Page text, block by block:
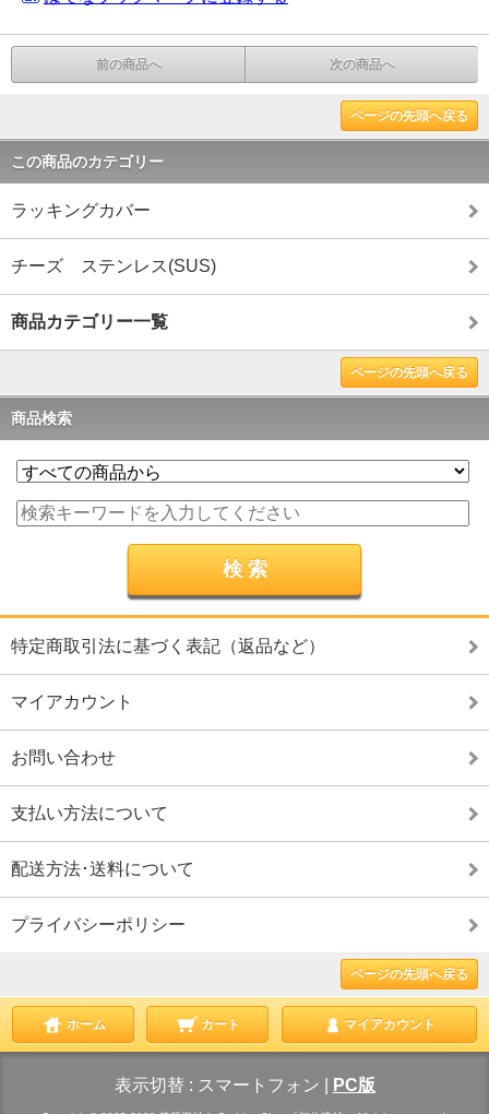
前の商品へ 次の商品へ
ページの先頭へ戻る
この商品のカテゴリー
ラッキングカバー
チーズ ステンレス(SUS)
商品カテゴリー一覧
ページの先頭へ戻る
商品検索
特定商取引法に基づく表記（返品など）
マイアカウント
お問い合わせ
支払い方法について
配送方法･送料について
プライバシーポリシー
ページの先頭へ戻る
ホーム カート マイアカウント
表示切替 : スマートフォン PC版